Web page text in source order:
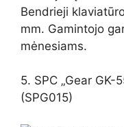
Bendrieji
mm. Gamintojo
mėnesiams.
5. SPC „Gear GK-
(SPG015)